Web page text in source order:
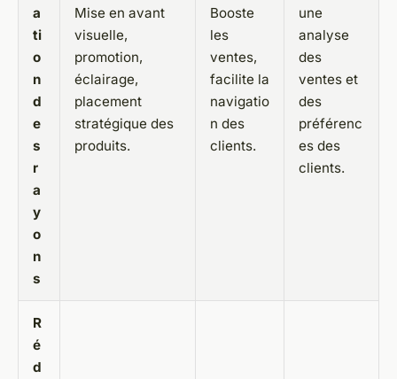
a
ti
o
n
d
e
s
r
a
y
o
n
s
Mise en avant
visuelle,
promotion,
éclairage,
placement
stratégique des
produits.
Booste
les
ventes,
facilite la
navigatio
n des
clients.
une
analyse
des
ventes et
des
préférenc
es des
clients.
R
é
d